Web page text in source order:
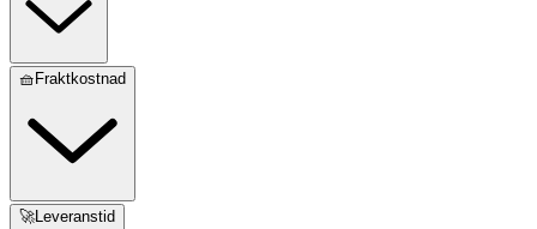
🧺Fraktkostnad
🚀Leveranstid